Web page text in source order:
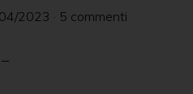
2023 · 5 commenti